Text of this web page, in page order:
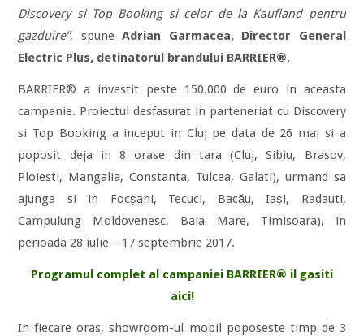
Discovery si Top Booking si celor de la Kaufland pentru
gazduire”, spuneAdrian Garmacea, Director General
Electric Plus, detinatorul brandului BARRIER®.
BARRIER® a investit peste 150.000 de euro in aceasta
campanie. Proiectul desfasurat in parteneriat cu Discovery
si Top Booking a inceput in Cluj pe data de 26 mai si a
poposit deja in 8 orase din tara (Cluj, Sibiu, Brasov,
Ploiesti, Mangalia, Constanta, Tulcea, Galati), urmand sa
ajunga si in Focșani, Tecuci, Bacău, Iași, Radauti,
Campulung Moldovenesc, Baia Mare, Timisoara), in
perioada 28 iulie – 17 septembrie 2017.
Programul complet al campaniei BARRIER® il gasiti
aici!
In fiecare oras, showroom-ul mobil poposeste timp de 3